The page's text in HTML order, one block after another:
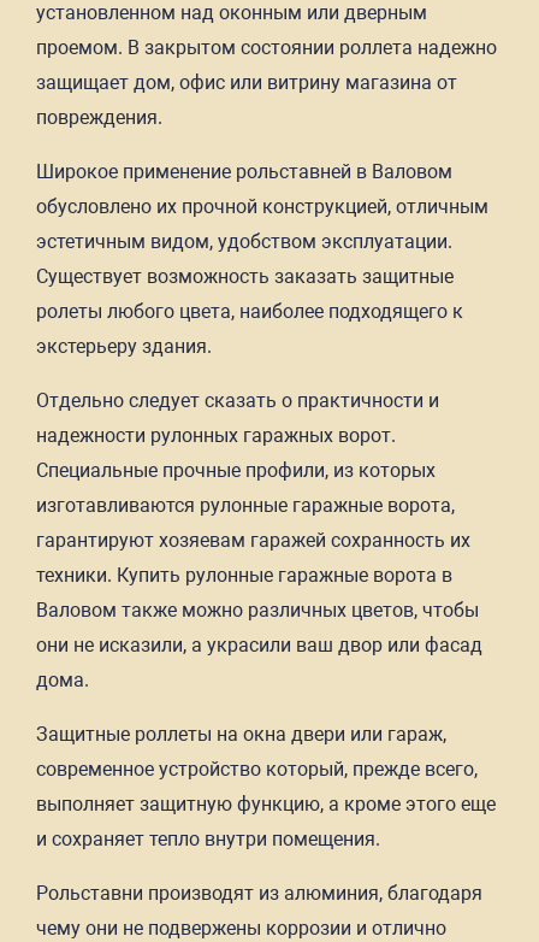
установленном над оконным или дверным
проемом. В закрытом состоянии роллета надежно
защищает дом, офис или витрину магазина от
повреждения.
Широкое применение рольставней в Валовом
обусловлено их прочной конструкцией, отличным
эстетичным видом, удобством эксплуатации.
Существует возможность заказать защитные
ролеты любого цвета, наиболее подходящего к
экстерьеру здания.
Отдельно следует сказать о практичности и
надежности рулонных гаражных ворот.
Специальные прочные профили, из которых
изготавливаются рулонные гаражные ворота,
гарантируют хозяевам гаражей сохранность их
техники. Купить рулонные гаражные ворота в
Валовом также можно различных цветов, чтобы
они не исказили, а украсили ваш двор или фасад
дома.
Защитные роллеты на окна двери или гараж,
современное устройство который, прежде всего,
выполняет защитную функцию, а кроме этого еще
и сохраняет тепло внутри помещения.
Рольставни производят из алюминия, благодаря
чему они не подвержены коррозии и отлично